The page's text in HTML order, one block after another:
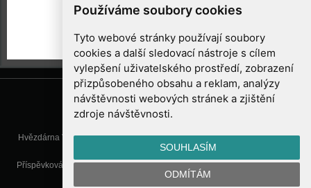
Používáme soubory cookies
Tyto webové stránky používají soubory
cookies a další sledovací nástroje s cílem
vylepšení uživatelského prostředí, zobrazení
přizpůsobeného obsahu a reklam, analýzy
návštěvnosti webových stránek a zjištění
zdroje návštěvnosti.
SOUHLASÍM
ODMÍTÁM
TECHNIKA A KOSMICKÉ
TECHNOLOGIE
Hvězdárna Valašské Meziříčí, příspěvková organizace, Vsetínská 78, 757
01 Valašské Meziříčí
Příspěvková organizace Zlínského kraje. Telefon:571 611 928, Mobil:777
info@astrovm.cz